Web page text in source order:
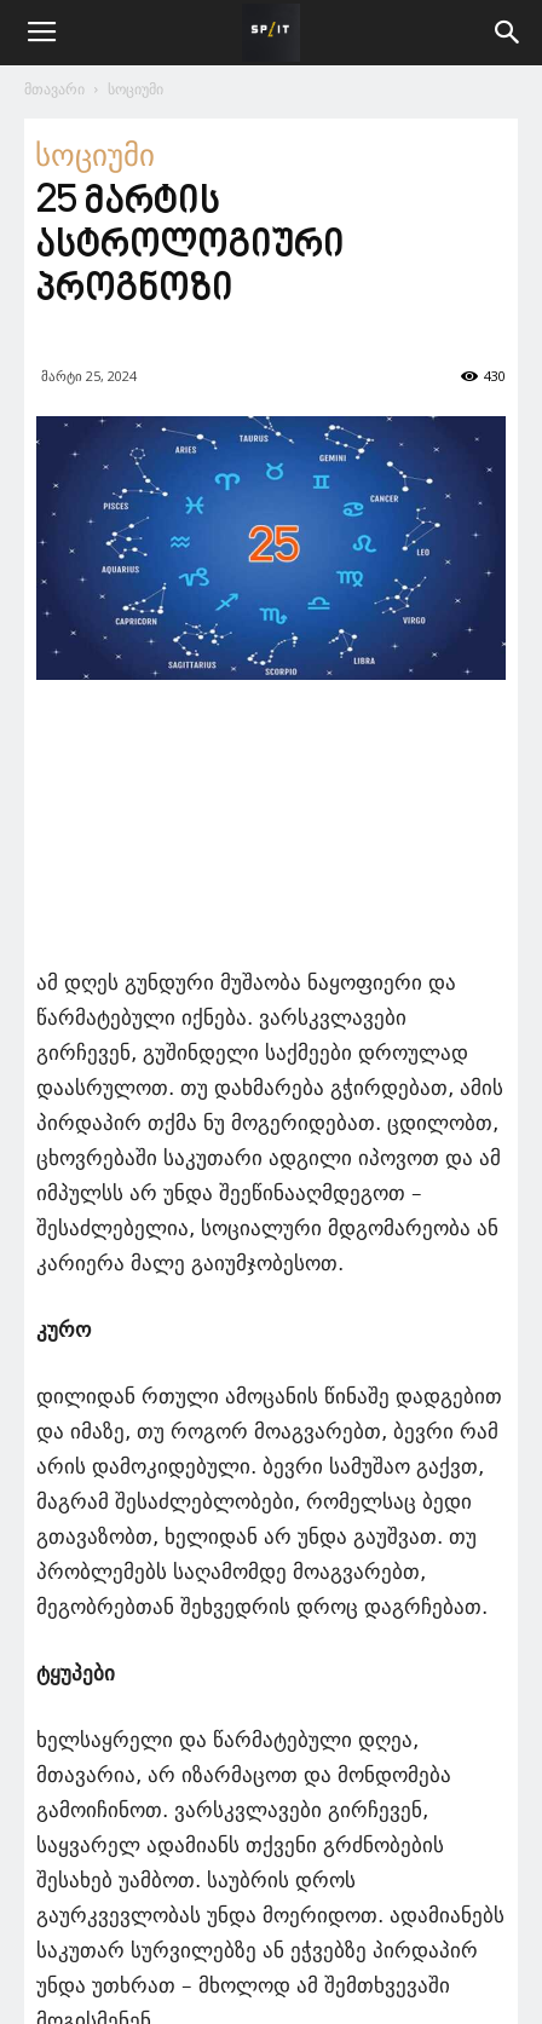
მთავარი სოციუმი
სოციუმი
25 მარტის
ასტროლოგიური
პროგნოზი
მარტი 25, 2024 430
ამ დღეს გუნდური მუშაობა ნაყოფიერი და
წარმატებული იქნება. ვარსკვლავები
გირჩევენ, გუშინდელი საქმეები დროულად
დაასრულოთ. თუ დახმარება გჭირდებათ, ამის
პირდაპირ თქმა ნუ მოგერიდებათ. ცდილობთ,
ცხოვრებაში საკუთარი ადგილი იპოვოთ და ამ
იმპულსს არ უნდა შეეწინააღმდეგოთ –
შესაძლებელია, სოციალური მდგომარეობა ან
კარიერა მალე გაიუმჯობესოთ.
კურო
დილიდან რთული ამოცანის წინაშე დადგებით
და იმაზე, თუ როგორ მოაგვარებთ, ბევრი რამ
არის დამოკიდებული. ბევრი სამუშაო გაქვთ,
მაგრამ შესაძლებლობები, რომელსაც ბედი
გთავაზობთ, ხელიდან არ უნდა გაუშვათ. თუ
პრობლემებს საღამომდე მოაგვარებთ,
მეგობრებთან შეხვედრის დროც დაგრჩებათ.
ტყუპები
ხელსაყრელი და წარმატებული დღეა,
მთავარია, არ იზარმაცოთ და მონდომება
გამოიჩინოთ. ვარსკვლავები გირჩევენ,
საყვარელ ადამიანს თქვენი გრძნობების
შესახებ უამბოთ. საუბრის დროს
გაურკვევლობას უნდა მოერიდოთ. ადამიანებს
საკუთარ სურვილებზე ან ეჭვებზე პირდაპირ
უნდა უთხრათ – მხოლოდ ამ შემთხვევაში